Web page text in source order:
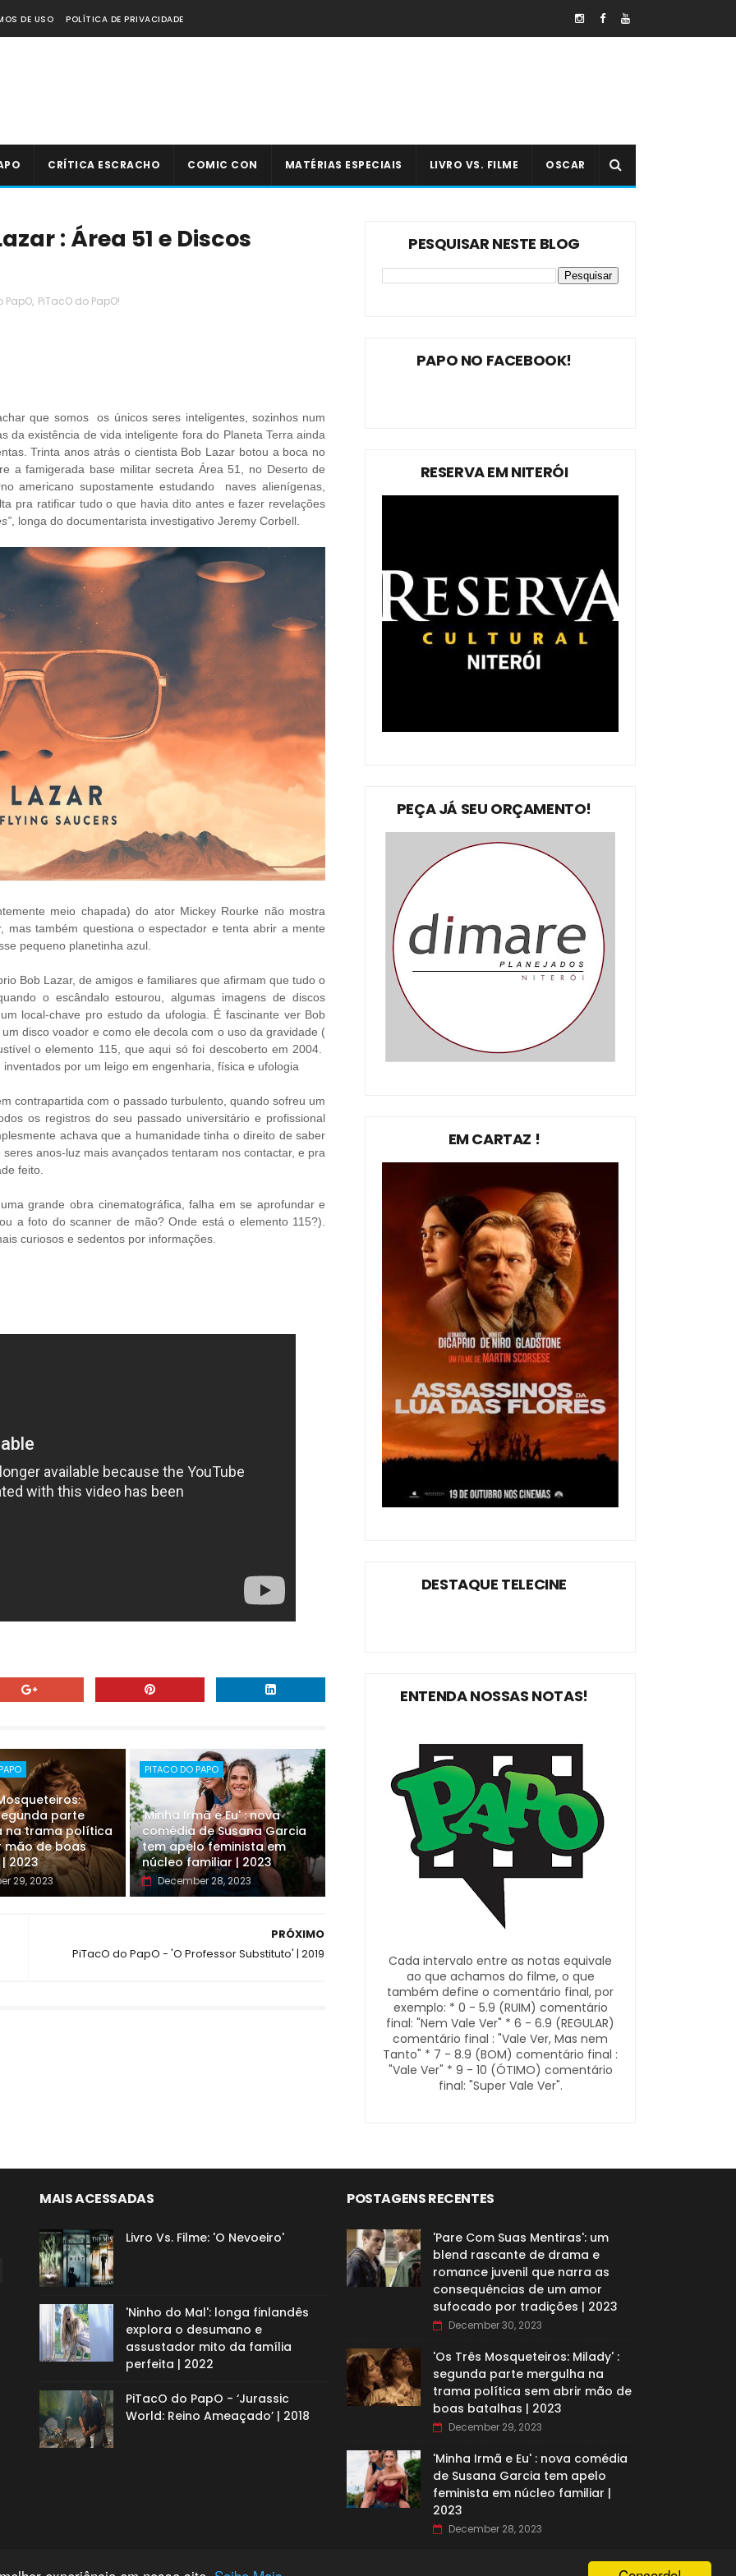
DE USO POLÍTICA DE PRIVACIDADE
CRÍTICA ESCRACHO COMIC CON MATÉRIAS ESPECIAIS LIVRO VS. FILME OSCAR
: Área 51 e Discos
PapO, PiTacO do PapO!
que somos os únicos seres inteligentes, sozinhos num
da existência de vida inteligente fora do Planeta Terra ainda
Trinta anos atrás o cientista Bob Lazar botou a boca no
a famigerada base militar secreta Área 51, no Deserto de
americano supostamente estudando naves alienígenas,
pra ratificar tudo o que havia dito antes e fazer revelações
, longa do documentarista investigativo Jeremy Corbell.
meio chapada) do ator Mickey Rourke não mostra
mas também questiona o espectador e tenta abrir a mente
pequeno planetinha azul.
Bob Lazar, de amigos e familiares que afirmam que tudo o
o escândalo estourou, algumas imagens de discos
local-chave pro estudo da ufologia. É fascinante ver Bob
disco voador e como ele decola com o uso da gravidade (
o elemento 115, que aqui só foi descoberto em 2004.
por um leigo em engenharia, física e ufologia
contrapartida com o passado turbulento, quando sofreu um
os registros do seu passado universitário e profissional
achava que a humanidade tinha o direito de saber
anos-luz mais avançados tentaram nos contactar, e pra
feito.
grande obra cinematográfica, falha em se aprofundar e
a foto do scanner de mão? Onde está o elemento 115?).
curiosos e sedentos por informações.
parte
na trama política
mão de boas
2023
29, 2023
PITACO DO PAPO
'Minha Irmã e Eu' : nova
comédia de Susana Garcia
tem apelo feminista em
núcleo familiar | 2023
December 28, 2023
PRÓXIMO
PiTacO do PapO - 'O Professor Substituto' | 2019
PESQUISAR NESTE BLOG
PAPO NO FACEBOOK!
RESERVA EM NITERÓI
PEÇA JÁ SEU ORÇAMENTO!
EM CARTAZ !
DESTAQUE TELECINE
ENTENDA NOSSAS NOTAS!
Cada intervalo entre as notas equivale
ao que achamos do filme, o que
também define o comentário final, por
exemplo: * 0 - 5.9 (RUIM) comentário
final: "Nem Vale Ver" * 6 - 6.9 (REGULAR)
comentário final : "Vale Ver, Mas nem
Tanto" * 7 - 8.9 (BOM) comentário final :
"Vale Ver" * 9 - 10 (ÓTIMO) comentário
final: "Super Vale Ver".
MAIS ACESSADAS
Livro Vs. Filme: 'O Nevoeiro'
'Ninho do Mal': longa finlandês
explora o desumano e
assustador mito da família
perfeita | 2022
PiTacO do PapO - ‘Jurassic
World: Reino Ameaçado’ | 2018
POSTAGENS RECENTES
'Pare Com Suas Mentiras': um
blend rascante de drama e
romance juvenil que narra as
consequências de um amor
sufocado por tradições | 2023
December 30, 2023
'Os Três Mosqueteiros: Milady' :
segunda parte mergulha na
trama política sem abrir mão de
boas batalhas | 2023
December 29, 2023
'Minha Irmã e Eu' : nova comédia
de Susana Garcia tem apelo
feminista em núcleo familiar |
2023
December 28, 2023